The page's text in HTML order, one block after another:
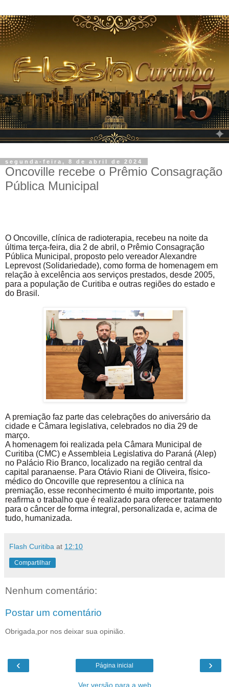
segunda-feira, 8 de abril de 2024
Oncoville recebe o Prêmio Consagração
Pública Municipal
O Oncoville, clínica de radioterapia, recebeu na noite da
última terça-feira, dia 2 de abril, o Prêmio Consagração
Pública Municipal, proposto pelo vereador Alexandre
Leprevost (Solidariedade), como forma de homenagem em
relação à excelência aos serviços prestados, desde 2005,
para a população de Curitiba e outras regiões do estado e
do Brasil.
A premiação faz parte das celebrações do aniversário da
cidade e Câmara legislativa, celebrados no dia 29 de
março.
A homenagem foi realizada pela Câmara Municipal de
Curitiba (CMC) e Assembleia Legislativa do Paraná (Alep)
no Palácio Rio Branco, localizado na região central da
capital paranaense. Para Otávio Riani de Oliveira, físico-
médico do Oncoville que representou a clínica na
premiação, esse reconhecimento é muito importante, pois
reafirma o trabalho que é realizado para oferecer tratamento
para o câncer de forma integral, personalizada e, acima de
tudo, humanizada.
Flash Curitiba at 12:10
Compartilhar
Nenhum comentário:
Postar um comentário
Obrigada,por nos deixar sua opinião.
‹ ›
Página inicial
Ver versão para a web